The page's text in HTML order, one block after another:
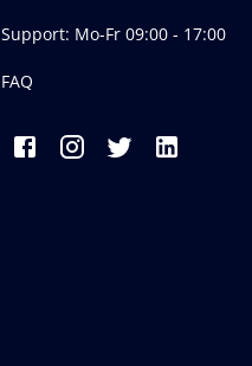
Support: Mo-Fr 09:00 - 17:00
FAQ